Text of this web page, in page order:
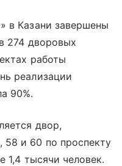
в Казани завершены
274 дворовых
работы
реализации
90%.
двор,
и 60 по проспекту
1,4 тысячи человек.